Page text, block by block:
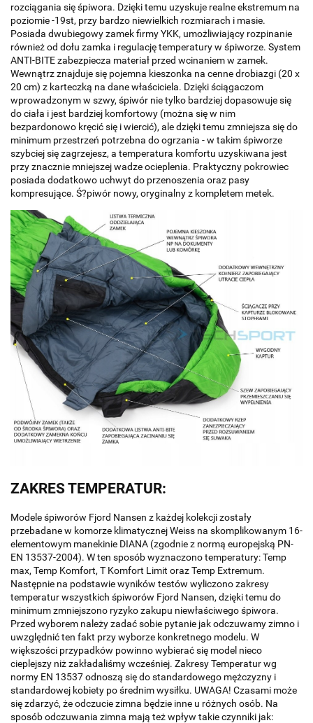
rozciągania się śpiwora. Dzięki temu uzyskuje realne ekstremum na
poziomie -19st, przy bardzo niewielkich rozmiarach i masie.
Posiada dwubiegowy zamek firmy YKK, umożliwiający rozpinanie
również od dołu zamka i regulację temperatury w śpiworze. System
ANTI-BITE zabezpiecza materiał przed wcinaniem w zamek.
Wewnątrz znajduje się pojemna kieszonka na cenne drobiazgi (20 x
20 cm) z karteczką na dane właściciela. Dzięki ściągaczom
wprowadzonym w szwy, śpiwór nie tylko bardziej dopasowuje się
do ciała i jest bardziej komfortowy (można się w nim
bezpardonowo kręcić się i wiercić), ale dzięki temu zmniejsza się do
minimum przestrzeń potrzebna do ogrzania - w takim śpiworze
szybciej się zagrzejesz, a temperatura komfortu uzyskiwana jest
przy znacznie mniejszej wadze ocieplenia. Praktyczny pokrowiec
posiada dodatkowo uchwyt do przenoszenia oraz pasy
kompresujące. Ś?piwór nowy, oryginalny z kompletem metek.
ZAKRES TEMPERATUR:
Modele śpiworów Fjord Nansen z każdej kolekcji zostały
przebadane w komorze klimatycznej Weiss na skomplikowanym 16-
elementowym manekinie DIANA (zgodnie z normą europejską PN-
EN 13537-2004). W ten sposób wyznaczono temperatury: Temp
max, Temp Komfort, T Komfort Limit oraz Temp Extremum.
Następnie na podstawie wyników testów wyliczono zakresy
temperatur wszystkich śpiworów Fjord Nansen, dzięki temu do
minimum zmniejszono ryzyko zakupu niewłaściwego śpiwora.
Przed wyborem należy zadać sobie pytanie jak odczuwamy zimno i
uwzględnić ten fakt przy wyborze konkretnego modelu. W
większości przypadków powinno wybierać się model nieco
cieplejszy niż zakładaliśmy wcześniej. Zakresy Temperatur wg
normy EN 13537 odnoszą się do standardowego mężczyzny i
standardowej kobiety po średnim wysiłku. UWAGA! Czasami może
się zdarzyć, że odczucie zimna będzie inne u różnych osób. Na
sposób odczuwania zimna mają też wpływ takie czynniki jak: